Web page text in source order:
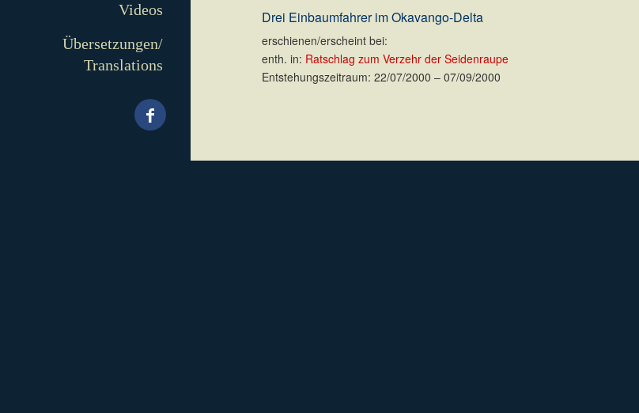
Videos
Übersetzungen/
Translations
Drei Einbaumfahrer im Okavango-Delta
erschienen/erscheint bei:
enth. in: Ratschlag zum Verzehr der Seidenraupe
Entstehungszeitraum: 22/07/2000 – 07/09/2000